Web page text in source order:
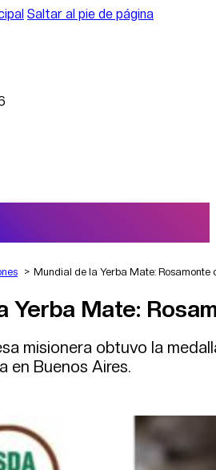
Saltar al pie de página
TV
Mundial de la Yerba Mate:
Yerba Mate:
misionera obtuvo la
en Buenos Aires.